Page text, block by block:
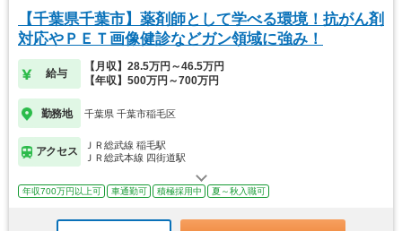
【千葉県千葉市】薬剤師として学べる環境！抗がん剤
対応やＰＥＴ画像健診などガン領域に強み！
給与
【月収】28.5万円～46.5万円
【年収】500万円～700万円
勤務地 千葉県 千葉市稲毛区
アクセス
ＪＲ総武線 稲毛駅
ＪＲ総武本線 四街道駅
年収700万円以上可 車通勤可 積極採用中 夏～秋入職可